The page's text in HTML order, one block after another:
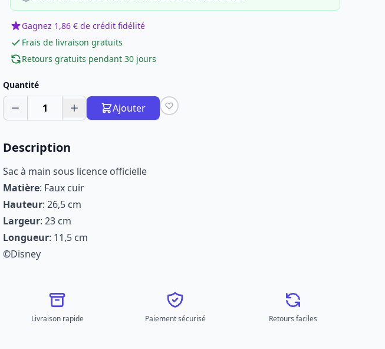
Gagnez 1,86 € de crédit fidélité
Frais de livraison gratuits
Retours gratuits pendant 30 jours
Quantité
1 Ajouter
Description
Sac à main sous licence officielle
Matière: Faux cuir
Hauteur: 26,5 cm
Largeur: 23 cm
Longueur: 11,5 cm
©Disney
Livraison rapide Paiement sécurisé Retours faciles